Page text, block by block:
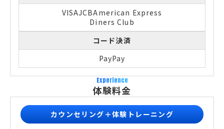
VISAJCBAmerican Express
Diners Club
コード決済
PayPay
Experience
体験料金
カウンセリング＋体験トレーニング